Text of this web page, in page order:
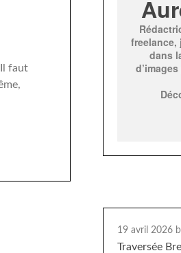
Il faut
freelance,
dans
19 avril 2026
Traversée